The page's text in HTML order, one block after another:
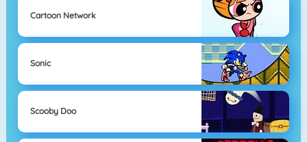
Cartoon Network
Sonic
Scooby Doo